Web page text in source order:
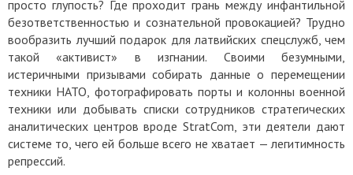
просто глупость? Где проходит грань между инфантильной
безответственностью и сознательной провокацией? Трудно
вообразить лучший подарок для латвийских спецслужб, чем
такой «активист» в изгнании. Своими безумными,
истеричными призывами собирать данные о перемещении
техники НАТО, фотографировать порты и колонны военной
техники или добывать списки сотрудников стратегических
аналитических центров вроде StratCom, эти деятели дают
системе то, чего ей больше всего не хватает — легитимность
репрессий.